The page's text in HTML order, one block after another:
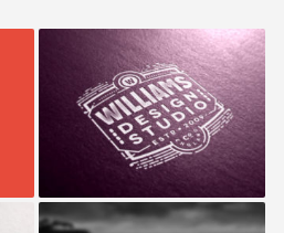
Williams Studio